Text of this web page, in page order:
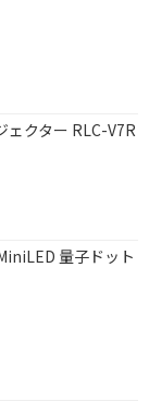
ェクター RLC-V7R
量子ドット
たワード